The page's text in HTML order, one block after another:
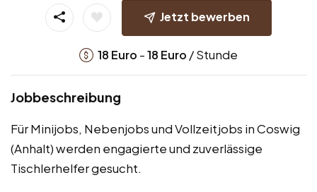
Jetzt bewerben
18 Euro -18 Euro / Stunde
Jobbeschreibung
Für Minijobs, Nebenjobs und Vollzeitjobs in Coswig
(Anhalt) werden engagierte und zuverlässige
Tischlerhelfer gesucht.